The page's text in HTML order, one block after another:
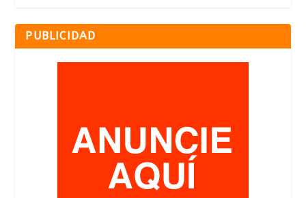
PUBLICIDAD